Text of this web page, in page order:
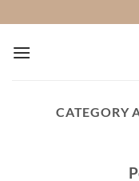
to
content
CATEGORY